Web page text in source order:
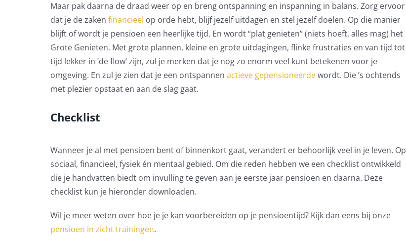
Maar pak daarna de draad weer op en breng ontspanning en inspanning in balans. Zorg ervoor
dat je de zaken financieel op orde hebt, blijf jezelf uitdagen en stel jezelf doelen. Op die manier
blijft of wordt je pensioen een heerlijke tijd. En wordt “plat genieten” (niets hoeft, alles mag) het
Grote Genieten. Met grote plannen, kleine en grote uitdagingen, flinke frustraties en van tijd tot
tijd lekker in ‘de flow’ zijn, zul je merken dat je nog zo enorm veel kunt betekenen voor je
omgeving. En zul je zien dat je een ontspannen actieve gepensioneerdewordt. Die ’s ochtends
met plezier opstaat en aan de slag gaat.
Checklist
Wanneer je al met pensioen bent of binnenkort gaat, verandert er behoorlijk veel in je leven. Op
sociaal, financieel, fysiek én mentaal gebied. Om die reden hebben we een checklist ontwikkeld
die je handvatten biedt om invulling te geven aan je eerste jaar pensioen en daarna. Deze
checklist kun je hieronder downloaden.
Wil je meer weten over hoe je je kan voorbereiden op je pensioentijd? Kijk dan eens bij onze
pensioen in zicht trainingen.